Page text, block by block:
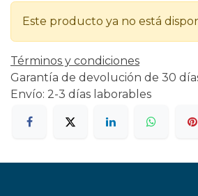
Este producto ya no está
Términos y condiciones
Garantía de devolución de 30
Envío: 2-3 días laborables